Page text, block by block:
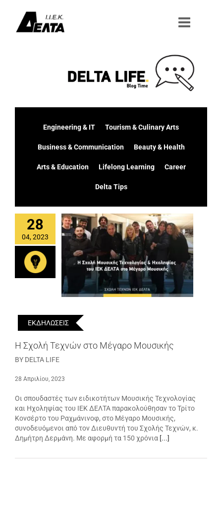
περιεχόμενο
Engineering & IT Tourism & Culinary Arts
Business & Communication Beauty & Health
Arts & Education Lifelong Learning Career
Delta Tips
28
04, 2023
ΕΚΔΗΛΩΣΕΙΣ
Η Σχολή Τεχνών στο Μέγαρο Μουσικής
BY DELTA LIFE
28 Απριλίου, 2023
Οι σπουδαστές των ειδικοτήτων Μουσικής Τεχνολογίας
και Ηχοληψίας του ΙΕΚ ΔΕΛΤΑ παρακολούθησαν το Τρίτο
Κονσέρτο του Ραχμάνινοφ, στο Μέγαρο Μουσικής,
συνοδευόμενοι από τον Διευθυντή του Σχολής Τεχνών, κ.
Δημήτρη Δερμάνη. Με αφορμή τα 150 χρόνια [...]